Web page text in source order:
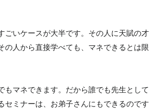
ごいケースが大半です。その人に天賦の才
人から直接学べても、マネできるとは限
マネできます。だから誰でも先生として
ミナーは、お弟子さんにもできるのです